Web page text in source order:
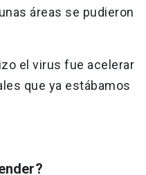
áreas se pudieron
el virus fue acelerar
que ya estábamos